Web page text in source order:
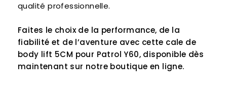
qualité professionnelle.
Faites le choix de la performance, de la
fiabilité et de l’aventure avec cette cale de
body lift 5CM pour Patrol Y60, disponible dès
maintenant sur notre boutique en ligne.